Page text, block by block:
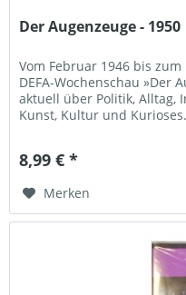
Der Augenzeuge - 1950
Vom Februar 1946 bis
DEFA-Wochenschau »Der
aktuell über Politik, Alltag,
Kunst, Kultur und
8,99 € *
Merken